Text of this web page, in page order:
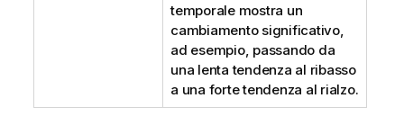
temporale mostra un
cambiamento significativo,
ad esempio, passando da
una lenta tendenza al ribasso
a una forte tendenza al rialzo.